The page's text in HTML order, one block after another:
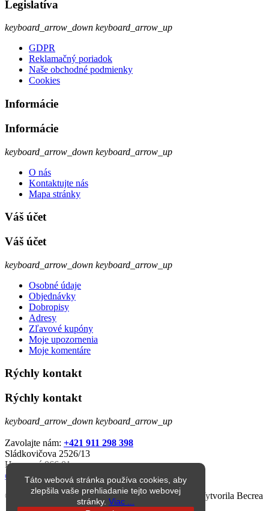
Legislatíva
keyboard_arrow_down keyboard_arrow_up
GDPR
Reklamačný poriadok
Naše obchodné podmienky
Cookies
Informácie
Informácie
keyboard_arrow_down keyboard_arrow_up
O nás
Kontaktujte nás
Mapa stránky
Váš účet
Váš účet
keyboard_arrow_down keyboard_arrow_up
Osobné údaje
Objednávky
Dobropisy
Adresy
Zľavové kupóny
Moje upozornenia
Moje komentáre
Rýchly kontakt
Rýchly kontakt
keyboard_arrow_down keyboard_arrow_up
Zavolajte nám: +421 911 298 398
Sládkovičova 2526/13
Humenné 066 01
eshop@jarkop.sk
Táto webová stránka používa cookies, aby
zlepšila vaše prehliadanie tejto webovej
stránky. Viac ...
© 1998 – 2026 jarkop.sk Všetky práva vyhradené. Vytvorila Becrea